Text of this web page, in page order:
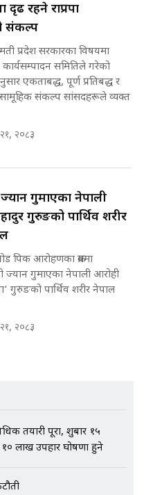
घुस दिने विचौलीया
गरेको अडियो ! दुई झोला
घुस | SIDHAKURA |
मेडिकल
बदनियत ! न्याय खोज्दै
|| THE REPORTER
- भिजिट भिसामा सेटिङको
र म्यासेज, गृह मन्त्रालय
VISA SCAM
Hospital
दृढ रहने राप्रपा
संकल्प
प्रदेश सरकारका विषयमा
कार्यसम्पादन समितिले गरेको
एकताबद्ध, पूर्ण प्रतिबद्ध र
सामूहिक संकल्प सांसदहरूले व्यक्त
२०८३
ज्यान गुमाएका नेपाली
गुरुङको पार्थिव शरीर
पिक आरोहणका क्रममा
ज्यान गुमाएका नेपाली आरोही
गुरुङको पार्थिव शरीर नेपाल
२०८३
तयारी पूरा, शुक्रबार १५
लाख उपहार घोषणा हुने